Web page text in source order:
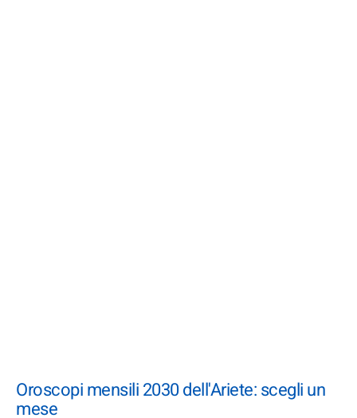
Oroscopi mensili 2030 dell'Ariete: scegli un
mese